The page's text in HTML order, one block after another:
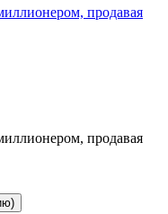
продавая
продавая